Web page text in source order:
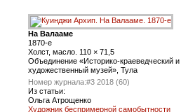
На Валааме
1870-е
Холст, масло. 110 × 71,5
Объединение «Историко-краеведческий и
художественный музей», Тула
Номер журнала:#3 2018 (60)
Из статьи:
Ольга Атрощенко
Художник беспримерной самобытности